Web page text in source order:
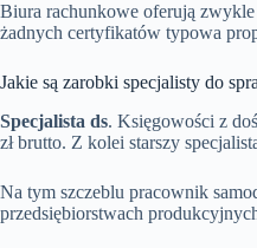
Biura rachunkowe oferują
żadnych certyfikatów typowa
Jakie są zarobki specjalisty do
Specjalista ds. Księgowości z
zł brutto. Z kolei starszy
Na tym szczeblu pracownik
przedsiębiorstwach